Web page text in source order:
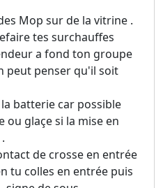
Mop sur de la vitrine .
tes surchauffes
a fond ton groupe
peut penser qu'il soit
batterie car possible
ou glaçe si la mise en
de crosse en entrée
tu colles en entrée puis